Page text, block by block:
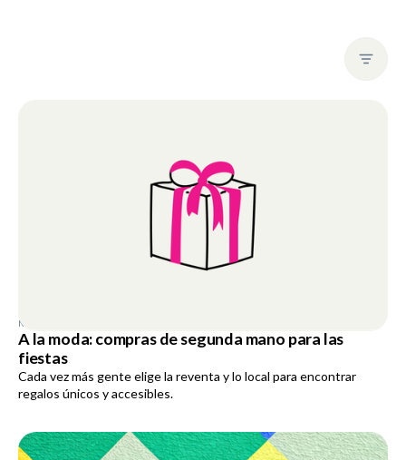
NOVEMBER 28, 2025
A la moda: compras de segunda mano para las
fiestas
Cada vez más gente elige la reventa y lo local para encontrar
regalos únicos y accesibles.